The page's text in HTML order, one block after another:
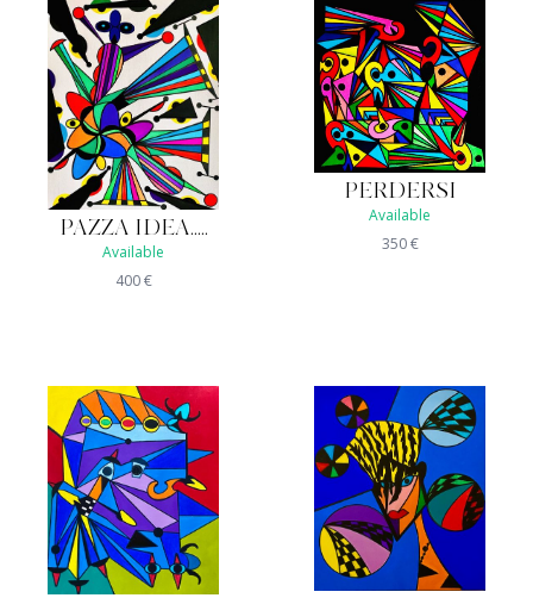
PAZZA IDEA.....
Available
400€
PERDERSI
Available
350€